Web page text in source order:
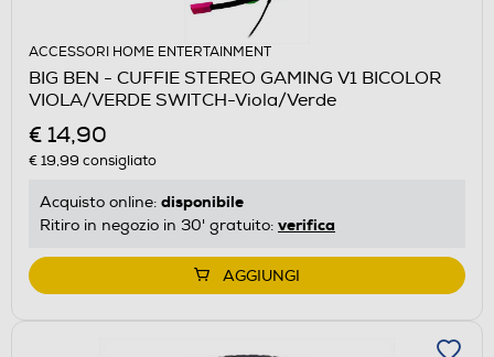
ACCESSORI HOME ENTERTAINMENT
BIG BEN - CUFFIE STEREO GAMING V1 BICOLOR
VIOLA/VERDE SWITCH-Viola/Verde
€ 14,90
€ 19,99 consigliato
Acquisto online: disponibile
Ritiro in negozio in 30' gratuito: verifica
AGGIUNGI